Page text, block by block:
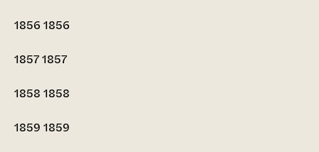
1856 1856
18571857
1858 1858
1859 1859